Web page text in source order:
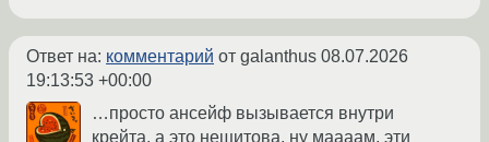
Ответ на: комментарий от galanthus 08.07.2026
19:13:53 +00:00
…просто ансейф вызывается внутри
крейта, а это нещитова, ну маааам, эти